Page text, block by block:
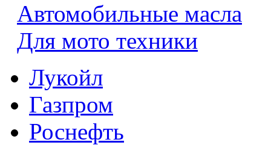
Автомобильные масла
Для мото техники
Лукойл
Газпром
Роснефть